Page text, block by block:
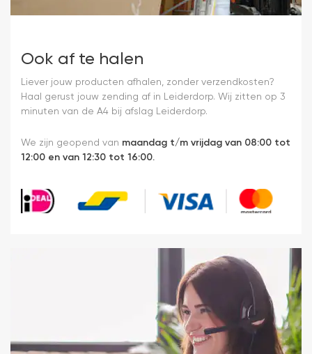
Ook af te halen
Liever jouw producten afhalen, zonder verzendkosten?
Haal gerust jouw zending af in Leiderdorp. Wij zitten op 3
minuten van de A4 bij afslag Leiderdorp.
We zijn geopend van maandag t/m vrijdag van 08:00 tot
12:00 en van 12:30 tot 16:00.